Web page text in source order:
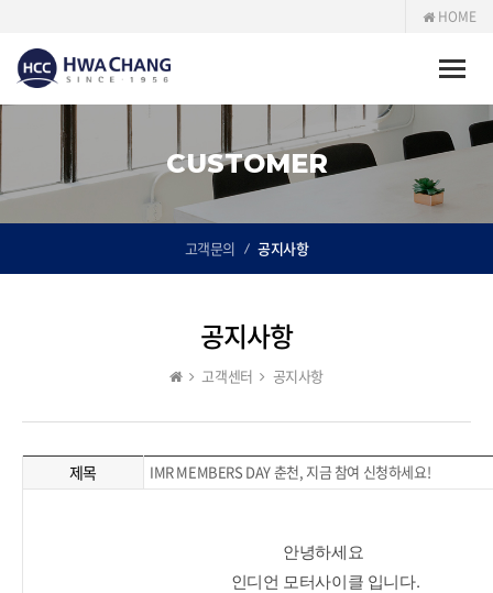
HOME
Toggle
CUSTOMER
고객문의 공지사항
공지사항
고객센터 공지사항
제목 IMR MEMBERS DAY 춘천, 지금 참여 신청하세요!
안녕하세요
인디언 모터사이클 입니다.